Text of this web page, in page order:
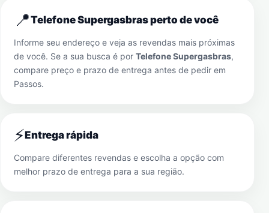
📍Telefone Supergasbras perto de você
Informe seu endereço e veja as revendas mais próximas
de você. Se a sua busca é por Telefone Supergasbras,
compare preço e prazo de entrega antes de pedir em
Passos.
⚡Entrega rápida
Compare diferentes revendas e escolha a opção com
melhor prazo de entrega para a sua região.